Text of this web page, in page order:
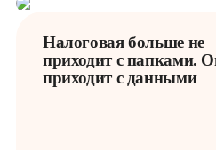
Налоговая больше не
приходит с папками.
приходит с данными